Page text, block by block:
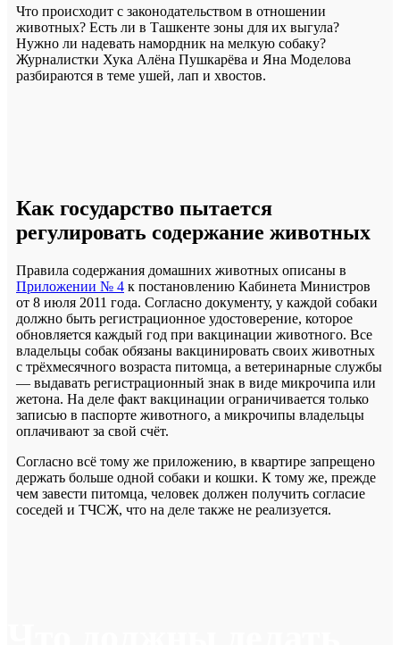
Что происходит с законодательством в отношении
животных? Есть ли в Ташкенте зоны для их выгула?
Нужно ли надевать намордник на мелкую собаку?
Журналистки Хука Алёна Пушкарёва и Яна Моделова
разбираются в теме ушей, лап и хвостов.
Как государство пытается
регулировать содержание животных
Правила содержания домашних животных описаны в
Приложении № 4 к постановлению Кабинета Министров
от 8 июля 2011 года. Согласно документу, у каждой собаки
должно быть регистрационное удостоверение, которое
обновляется каждый год при вакцинации животного. Все
владельцы собак обязаны вакцинировать своих животных
с трёхмесячного возраста питомца, а ветеринарные службы
— выдавать регистрационный знак в виде микрочипа или
жетона. На деле факт вакцинации ограничивается только
записью в паспорте животного, а микрочипы владельцы
оплачивают за свой счёт.
Согласно всё тому же приложению, в квартире запрещено
держать больше одной собаки и кошки. К тому же, прежде
чем завести питомца, человек должен получить согласие
соседей и ТЧСЖ, что на деле также не реализуется.